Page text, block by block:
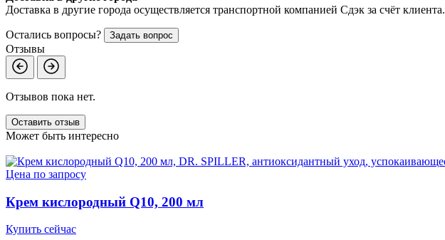
Доставка в другие города осуществляется транспортной компанией Сдэк за счёт клиента.
Остались вопросы? Задать вопрос
Отзывы
Отзывов пока нет.
Оставить отзыв
Может быть интересно
Цена по запросу
Крем кислородный Q10, 200 мл
Купить сейчас